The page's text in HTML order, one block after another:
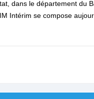
dans le département du
Intérim se compose